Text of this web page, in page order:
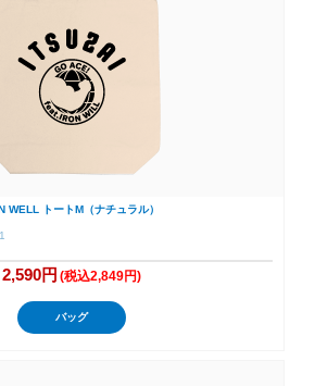
WELL トートM（ナチュラル）
2,590円 (税込2,849円)
バッグ